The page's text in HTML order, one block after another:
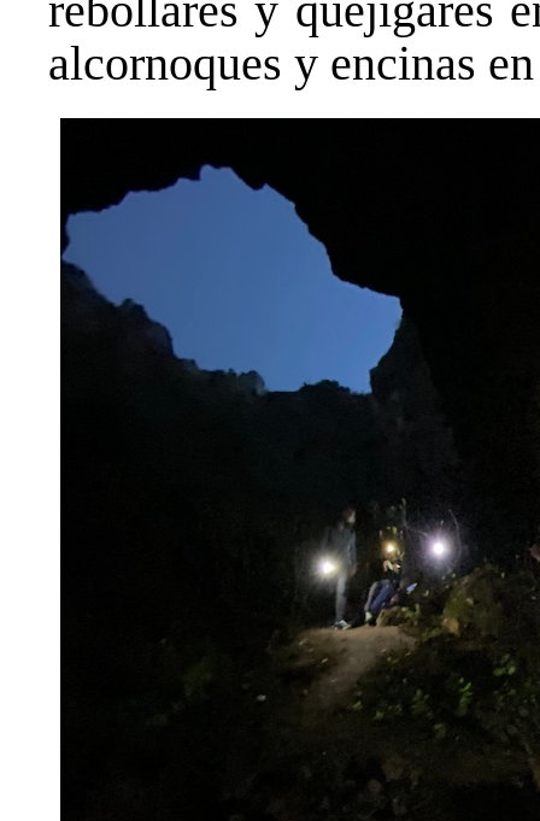
alcornoques y encinas